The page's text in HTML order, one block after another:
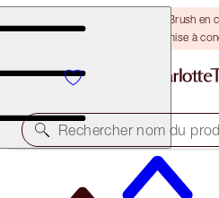
Recevez un pinceau Bronzing Brush
soumise à
Rechercher nom du